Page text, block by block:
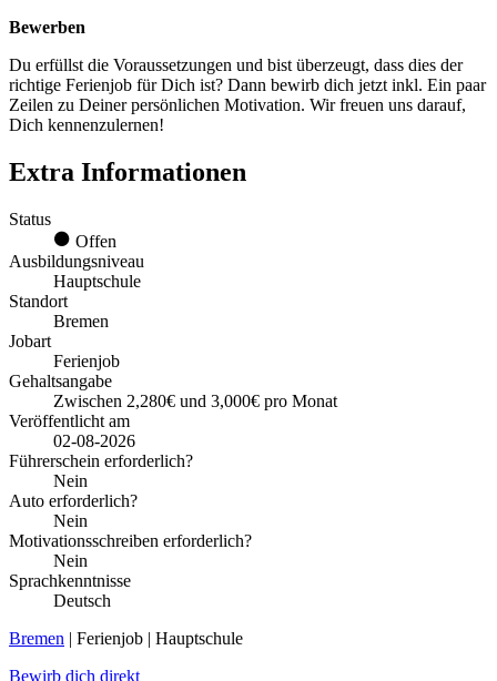
Bewerben
Du erfüllst die Voraussetzungen und bist überzeugt, dass dies der
richtige Ferienjob für Dich ist? Dann bewirb dich jetzt inkl. Ein paar
Zeilen zu Deiner persönlichen Motivation. Wir freuen uns darauf,
Dich kennenzulernen!
Extra Informationen
Status
Offen
Ausbildungsniveau
Hauptschule
Standort
Bremen
Jobart
Ferienjob
Gehaltsangabe
Zwischen 2,280€ und 3,000€ pro Monat
Veröffentlicht am
02-08-2026
Führerschein erforderlich?
Nein
Auto erforderlich?
Nein
Motivationsschreiben erforderlich?
Nein
Sprachkenntnisse
Deutsch
Bremen | Ferienjob | Hauptschule
Bewirb dich direkt